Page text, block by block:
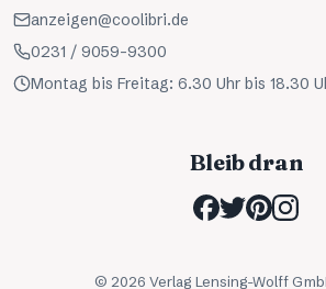
anzeigen@coolibri.de
0231 / 9059-9300
Montag bis Freitag: 6.30 Uhr bis 18.30
Bleib dran
© 2026 Verlag Lensing-Wolff